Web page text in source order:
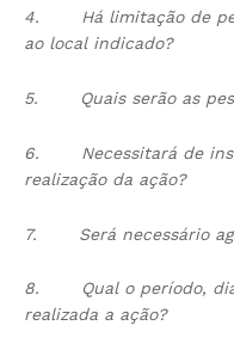
4. Há limitação de
ao local indicado?
5. Quais serão as
6.
Necessitará de
realização da ação?
7. Será necessário
8.
Qual o período,
realizada a ação?